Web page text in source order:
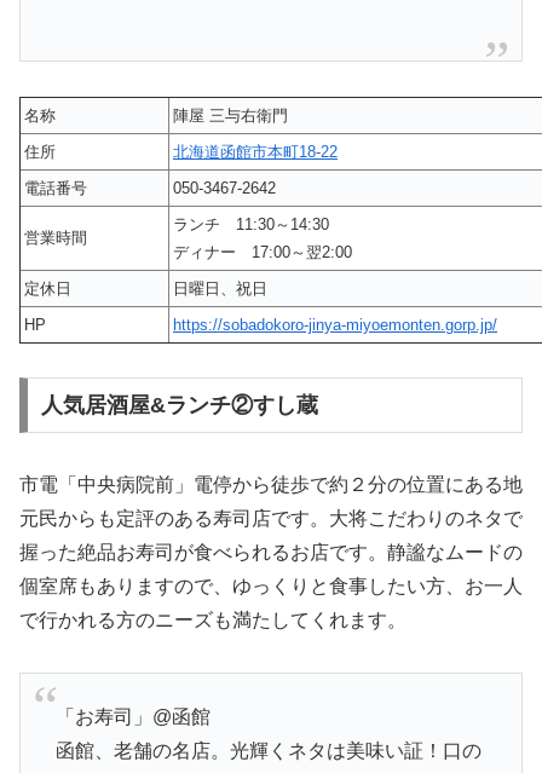
名称
陣屋 三与右衛門
住所
北海道函館市本町18-22
電話番号
050-3467-2642
営業時間
ランチ 11:30～14:30
ディナー 17:00～翌2:00
定休日
日曜日、祝日
HP
https://sobadokoro-jinya-miyoemonten.gorp.jp/
人気居酒屋&ランチ②すし蔵
市電「中央病院前」電停から徒歩で約２分の位置にある地
元民からも定評のある寿司店です。大将こだわりのネタで
握った絶品お寿司が食べられるお店です。静謐なムードの
個室席もありますので、ゆっくりと食事したい方、お一人
で行かれる方のニーズも満たしてくれます。
「お寿司」@函館
函館、老舗の名店。光輝くネタは美味い証！口の